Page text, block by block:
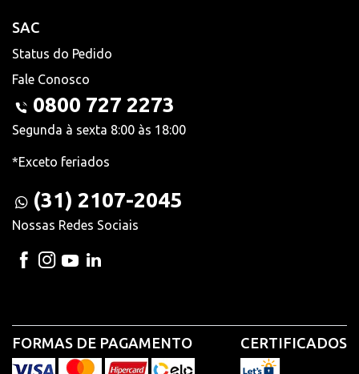
SAC
Status do Pedido
Fale Conosco
0800 727 2273
Segunda à sexta 8:00 às 18:00
*Exceto feriados
(31) 2107-2045
Nossas Redes Sociais
FORMAS DE PAGAMENTO CERTIFICADOS